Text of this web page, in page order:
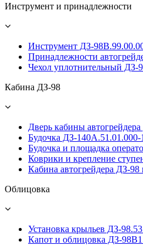
Инструмент и принадлежности
Инструмент ДЗ-
Принадлежности
Чехол уплотнительный ДЗ-
Кабина ДЗ-98
Дверь кабины
Будочка ДЗ-140А.51.01.000-
Будочка и площадка
Коврики и крепление
Кабина автогрейдера ДЗ-
Облицовка
Установка крыльев ДЗ-
Капот и облицовка ДЗ-